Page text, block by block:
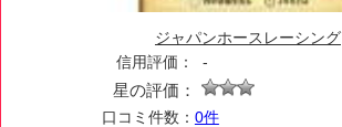
ジャパンホースレーシング
信用評価：
-
星の評価：
口コミ件数： 0件